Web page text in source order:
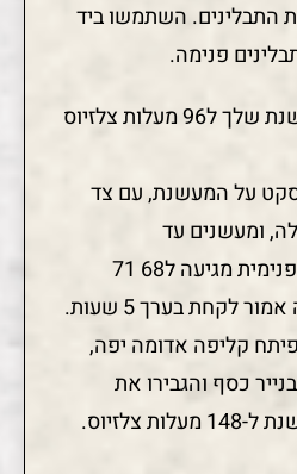
התבלינים. השתמשו ביד
פנימה.
הדליקו את המעשנת שלך ל96 מעלות צלזיוס
על המעשנת, עם צד
ומעשנים עד
שהטמפרטורה הפנימית מגיעה ל68 71
לקחת בערך 5 שעות.
קליפה אדומה יפה,
כסף והגבירו את
צלזיוס.